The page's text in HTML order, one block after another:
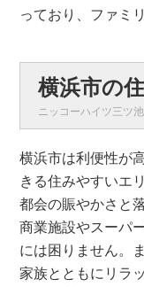
っており、ファミ
横浜市の
ニッコーハイツ三ツ
横浜市は利便性が
きる住みやすいエ
都会の賑やかさと
商業施設やスーパ
には困りません。
家族とともにリラ